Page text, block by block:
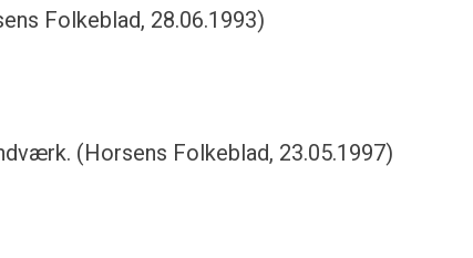
Folkeblad, 28.06.1993)
(Horsens Folkeblad, 23.05.1997)